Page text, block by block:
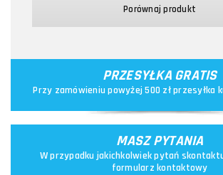
Porównaj produkt
PRZESYŁKA GRATIS
Przy zamówieniu powyżej 500 zł przesyłka
MASZ PYTANIA
W przypadku jakichkolwiek pytań
formularz kontaktowy